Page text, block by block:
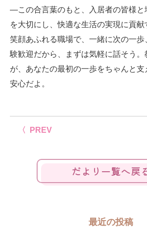
—この合言葉のもと、入居者の皆様と
を大切にし、快適な生活の実現に貢献
笑顔あふれる職場で、一緒に次の一歩
験歓迎だから、まずは気軽に話そう。
が、あなたの最初の一歩をちゃんと
安心だよ。
〈 PREV
だより一覧へ戻
最近の投稿